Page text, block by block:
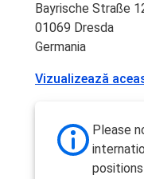
Bayrische Straße
01069 Dresda
Germania
Vizualizează
Please